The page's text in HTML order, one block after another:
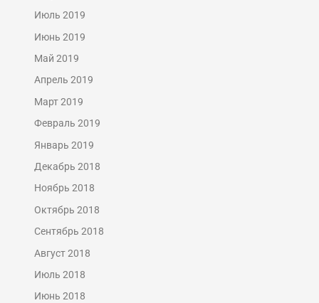
Июль 2019
Июнь 2019
Май 2019
Апрель 2019
Март 2019
Февраль 2019
Январь 2019
Декабрь 2018
Ноябрь 2018
Октябрь 2018
Сентябрь 2018
Август 2018
Июль 2018
Июнь 2018